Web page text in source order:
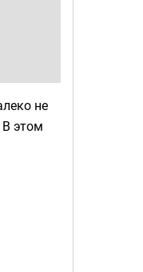
не
В этом